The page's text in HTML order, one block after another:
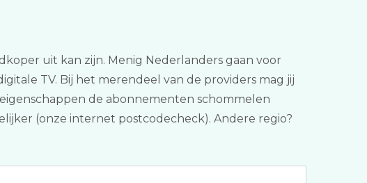
uit kan zijn. Menig Nederlanders gaan voor
TV. Bij het merendeel van de providers mag jij
de abonnementen schommelen
(onze internet postcodecheck). Andere regio?